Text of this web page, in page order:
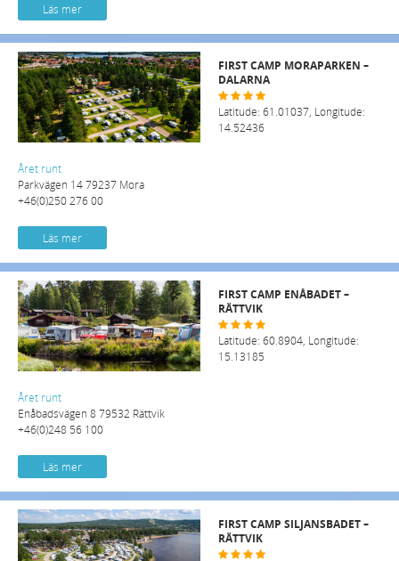
Läs mer
FIRST CAMP MORAPARKEN –
DALARNA
Latitude: 61.01037, Longitude:
14.52436
Året runt
Parkvägen 14 79237 Mora
+46(0)250 276 00
Läs mer
FIRST CAMP ENÅBADET –
RÄTTVIK
Latitude: 60.8904, Longitude:
15.13185
Året runt
Enåbadsvägen 8 79532 Rättvik
+46(0)248 56 100
Läs mer
FIRST CAMP SILJANSBADET –
RÄTTVIK